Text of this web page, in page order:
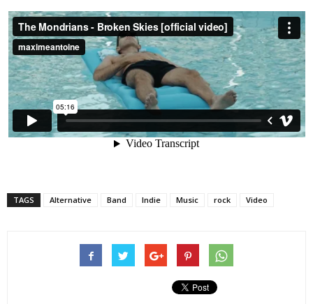
musique
cinéma
internet
TAGS Alternative Band Indie Music rock Video